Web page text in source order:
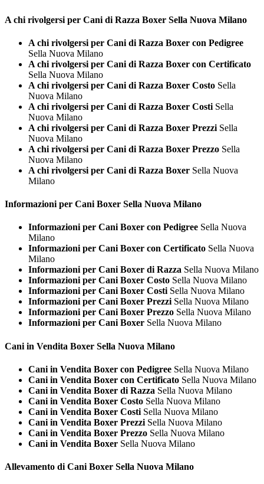
A chi rivolgersi per Cani di Razza Boxer Sella Nuova Milano
A chi rivolgersi per Cani di Razza Boxer con Pedigree
Sella Nuova Milano
A chi rivolgersi per Cani di Razza Boxer con Certificato
Sella Nuova Milano
A chi rivolgersi per Cani di Razza Boxer Costo Sella
Nuova Milano
A chi rivolgersi per Cani di Razza Boxer Costi Sella
Nuova Milano
A chi rivolgersi per Cani di Razza Boxer Prezzi Sella
Nuova Milano
A chi rivolgersi per Cani di Razza Boxer Prezzo Sella
Nuova Milano
A chi rivolgersi per Cani di Razza Boxer Sella Nuova
Milano
Informazioni per Cani Boxer Sella Nuova Milano
Informazioni per Cani Boxer con Pedigree Sella Nuova
Milano
Informazioni per Cani Boxer con Certificato Sella Nuova
Milano
Informazioni per Cani Boxer di Razza Sella Nuova Milano
Informazioni per Cani Boxer Costo Sella Nuova Milano
Informazioni per Cani Boxer CostiSella Nuova Milano
Informazioni per Cani Boxer PrezziSella Nuova Milano
Informazioni per Cani Boxer Prezzo Sella Nuova Milano
Informazioni per Cani Boxer Sella Nuova Milano
Cani in Vendita Boxer Sella Nuova Milano
Cani in Vendita Boxer con Pedigree Sella Nuova Milano
Cani in Vendita Boxer con Certificato Sella Nuova Milano
Cani in Vendita Boxer di Razza Sella Nuova Milano
Cani in Vendita Boxer Costo Sella Nuova Milano
Cani in Vendita Boxer Costi Sella Nuova Milano
Cani in Vendita Boxer Prezzi Sella Nuova Milano
Cani in Vendita Boxer Prezzo Sella Nuova Milano
Cani in Vendita Boxer Sella Nuova Milano
Allevamento di Cani Boxer Sella Nuova Milano